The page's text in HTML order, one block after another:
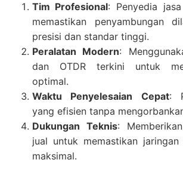
Tim Profesional: Penyedia
memastikan penyambungan
presisi dan standar tinggi.
Peralatan Modern:
dan OTDR terkini untuk
optimal.
Waktu Penyelesaian Cepat:
yang efisien tanpa
Dukungan Teknis:
jual untuk memastikan
maksimal.